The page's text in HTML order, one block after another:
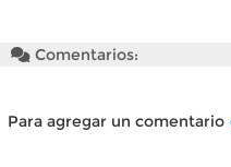
Comentarios:
Para agregar un comentario